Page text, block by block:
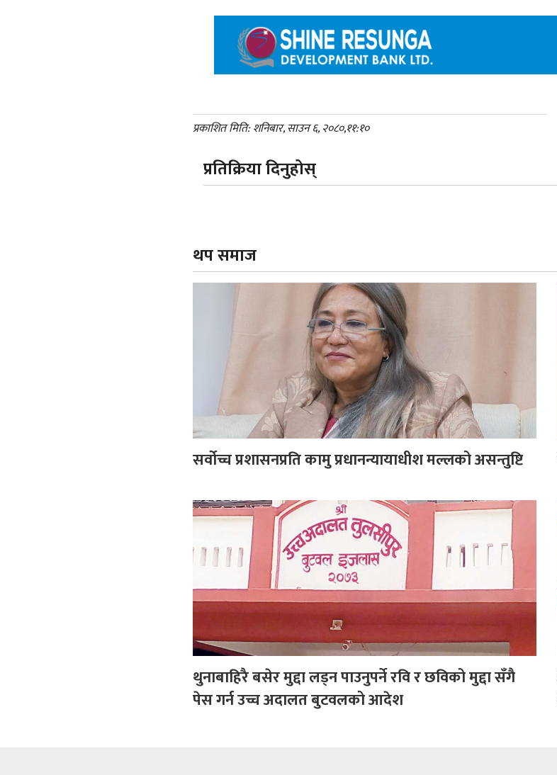
प्रकाशित मिति: शनिबार, साउन ६, २०८०,११:१०
प्रतिक्रिया दिनुहोस्
थप समाज
सर्वोच्च प्रशासनप्रति कामु प्रधानन्यायाधीश मल्लको असन्तुष्टि
थुनाबाहिरै बसेर मुद्दा लड्न पाउनुपर्ने रवि र छविको मुद्दा सँगै
पेस गर्न उच्च अदालत बुटवलको आदेश